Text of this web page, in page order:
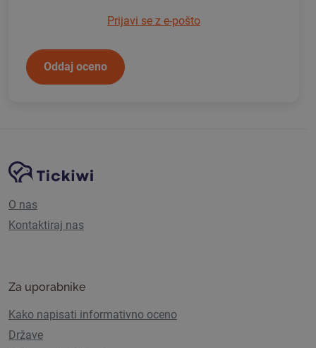
Prijavi se z e-pošto
Oddaj oceno
Navigacija spletnega mesta
Platforma Tickiwi
O nas
Kontaktiraj nas
Za uporabnike
Kako napisati informativno oceno
Države